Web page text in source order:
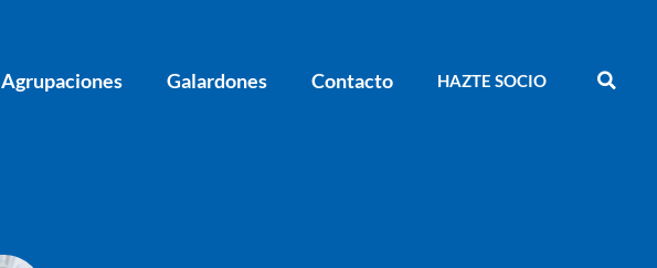
Agrupaciones Galardones Contacto HAZTE SOCIO